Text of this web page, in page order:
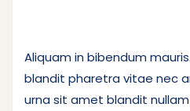
Aliquam in bibendum
blandit pharetra vitae nec
urna sit amet blandit